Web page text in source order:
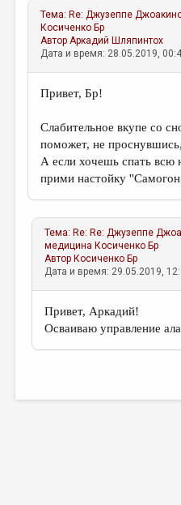
Тема: Re: Джузеппе
Косиченко Бр
АвторАркадий Шляпинтох
Дата и время: 28.05.2019,
Привет, Бр!
Слабительное вкупе со
поможет, не
А если хочешь спать всю
прими настойку
Тема: Re: Re: Джузеппе
медицина Косиченко Бр
Автор Косиченко Бр
Дата и время: 29.05.2019,
Привет, Аркадий!
Осваиваю управление